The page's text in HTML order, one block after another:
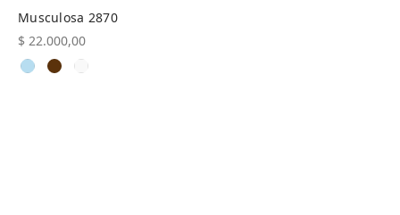
Musculosa 2870
$ 22.000,00